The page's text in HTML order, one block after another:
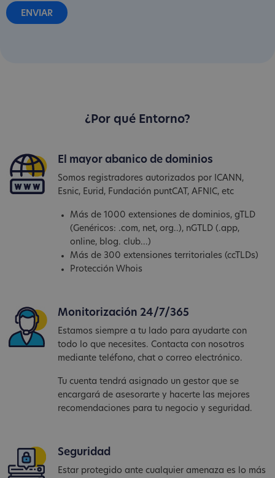
¿Por qué Entorno?
El mayor abanico de dominios
Somos registradores autorizados por ICANN,
Esnic, Eurid, Fundación puntCAT, AFNIC, etc
Más de 1000 extensiones de dominios, gTLD
(Genéricos: .com, net, org..), nGTLD (.app,
online, blog. club...)
Más de 300 extensiones territoriales (ccTLDs)
Protección Whois
Monitorización 24/7/365
Estamos siempre a tu lado para ayudarte con
todo lo que necesites. Contacta con nosotros
mediante teléfono, chat o correo electrónico.
Tu cuenta tendrá asignado un gestor que se
encargará de asesorarte y hacerte las mejores
recomendaciones para tu negocio y seguridad.
Seguridad
Estar protegido ante cualquier amenaza es lo más